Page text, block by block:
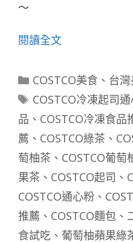
～
閱讀全文
分
類
COSTCO美食、 台
標
籤
COSTCO冷凍起司
品 、 COSTCO冷凍食品
薦 、 COSTCO綠茶 、
萄柚茶 、 COSTCO葡萄
果茶 、 COSTCO起司 、
COSTCO通心粉 、
推薦 、 COSTCO麵包 、
食試吃 、 葡萄柚蘋果綠